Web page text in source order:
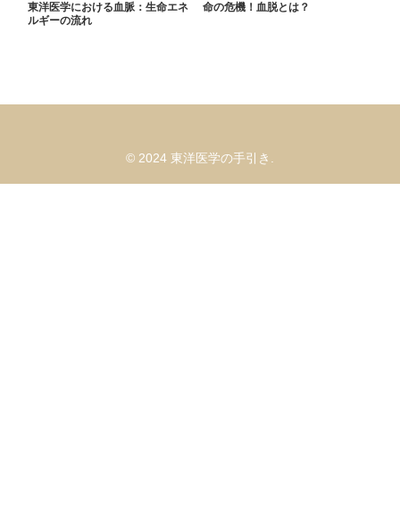
東洋医学における血脈：生命エネ
ルギーの流れ
命の危機！血脱とは？
© 2024 東洋医学の手引き.